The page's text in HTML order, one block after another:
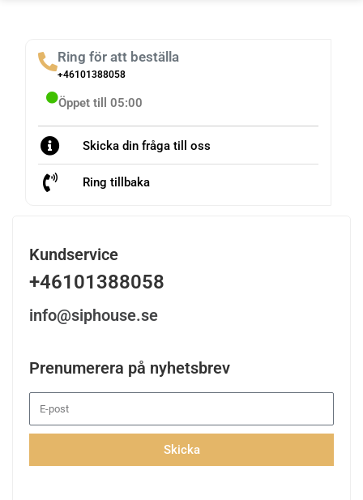
Ring för att beställa
+46101388058
Öppet till 05:00
Skicka din fråga till oss
Ring tillbaka
Kundservice
+46101388058
info@siphouse.se
Prenumerera på nyhetsbrev
Skicka